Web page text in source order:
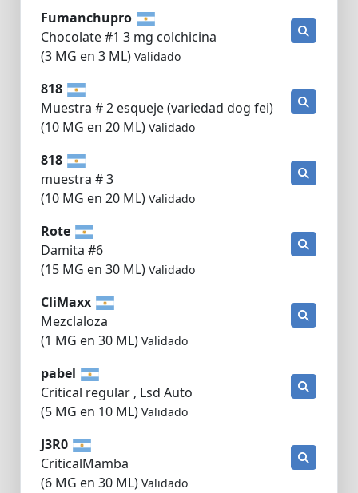
Fumanchupro
Chocolate #1 3 mg colchicina
(3 MG en 3 ML)Validado
818
Muestra # 2 esqueje (variedad dog fei)
(10 MG en 20 ML)Validado
818
muestra # 3
(10 MG en 20 ML)Validado
Rote
Damita #6
(15 MG en 30 ML)Validado
CliMaxx
Mezclaloza
(1 MG en 30 ML)Validado
pabel
Critical regular , Lsd Auto
(5 MG en 10 ML)Validado
J3R0
CriticalMamba
(6 MG en 30 ML)Validado